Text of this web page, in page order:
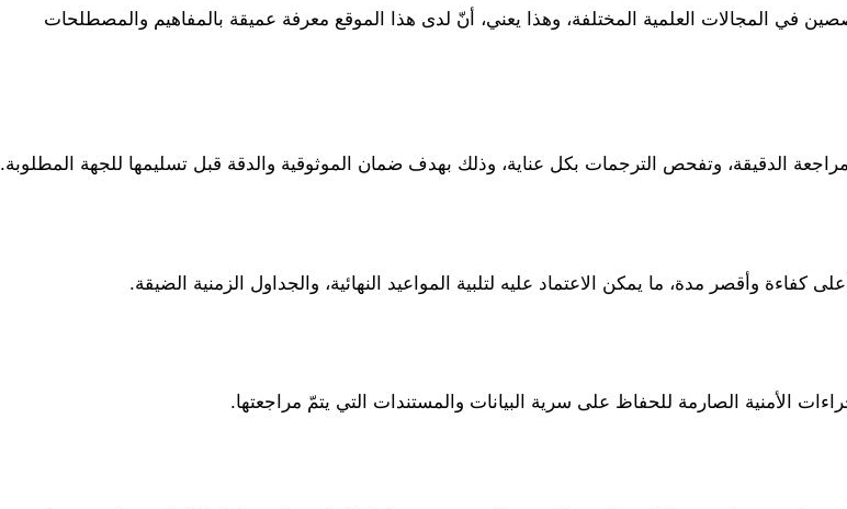
الدقيقة، وتفحص الترجمات بكل عناية، وذلك بهدف ضمان الموثوقية والدقة قبل تسليمها للجهة المطلوبة.
وأقصر مدة، ما يمكن الاعتماد عليه لتلبية المواعيد النهائية، والجداول الزمنية الضيقة.
الأمنية الصارمة للحفاظ على سرية البيانات والمستندات التي يتمّ مراجعتها.